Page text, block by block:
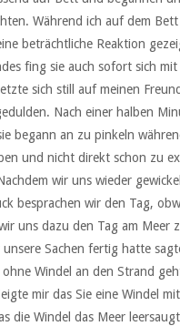
Während ich auf dem
beträchtliche Reaktion
fing sie auch sofort sich
sich still auf meinen
Nach einer halben
begann an zu pinkeln
und nicht direkt schon zu
wir uns wieder
besprachen wir den Tag,
uns dazu den Tag am Meer
unsere Sachen fertig hatte
Windel an den Strand
mir das Sie eine Windel
die Windel das Meer